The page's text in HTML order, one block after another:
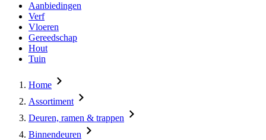
Aanbiedingen
Verf
Vloeren
Gereedschap
Hout
Tuin
Home
Assortiment
Deuren, ramen & trappen
Binnendeuren